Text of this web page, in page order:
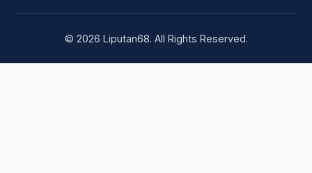
© 2026 Liputan68. All Rights Reserved.